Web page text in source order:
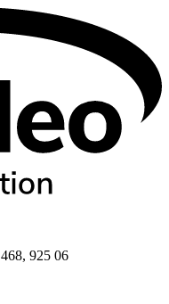
925 06